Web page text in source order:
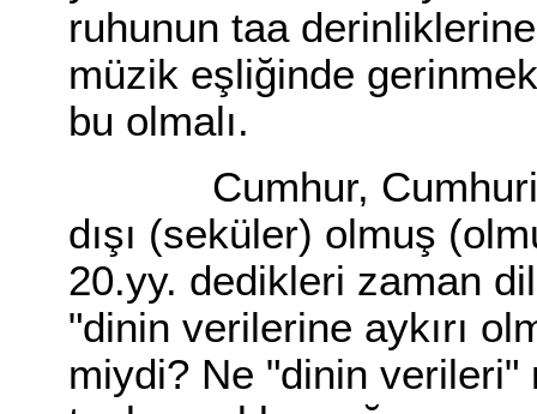
ruhunun taa
müzik eşliğinde
bu olmalı.
Cumhur,
dışı (seküler) olmuş
20.yy. dedikleri zaman
"dinin verilerine aykırı
miydi? Ne "dinin verileri"